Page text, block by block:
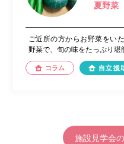
夏野菜
ご近所の方からお野菜をい
野菜で、旬の味をたっぷり堪
コラム 自立援
施設見学会